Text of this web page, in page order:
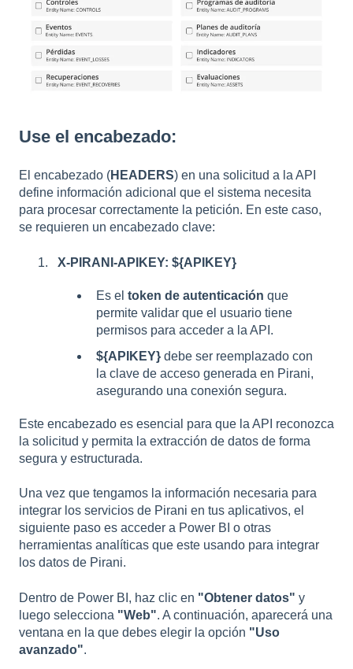
Use el encabezado:
El encabezado (HEADERS) en una solicitud a la API
define información adicional que el sistema necesita
para procesar correctamente la petición. En este caso,
se requieren un encabezado clave:
X-PIRANI-APIKEY: ${APIKEY}
Es el token de autenticación que
permite validar que el usuario tiene
permisos para acceder a la API.
${APIKEY} debe ser reemplazado con
la clave de acceso generada en Pirani,
asegurando una conexión segura.
Este encabezado es esencial para que la API reconozca
la solicitud y permita la extracción de datos de forma
segura y estructurada.
Una vez que tengamos la información necesaria para
integrar los servicios de Pirani en tus aplicativos, el
siguiente paso es acceder a Power BI o otras
herramientas analíticas que este usando para integrar
los datos de Pirani.
Dentro de Power BI, haz clic en "Obtener datos" y
luego selecciona "Web". A continuación, aparecerá una
ventana en la que debes elegir la opción "Uso
avanzado".